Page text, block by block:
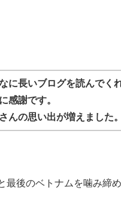
に長いブログを読んでく
感謝です。
んの思い出が増えました。
最後のベトナムを噛み締め